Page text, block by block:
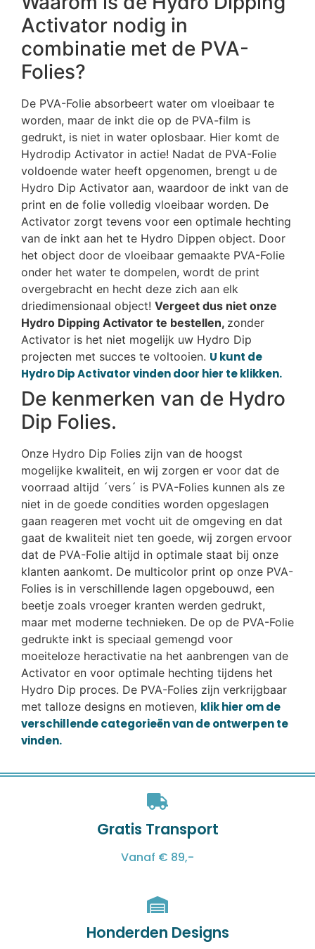
Activator nodig in
combinatie met de PVA-
Folies?
De PVA-Folie absorbeert water om vloeibaar te
worden, maar de inkt die op de PVA-film is
gedrukt, is niet in water oplosbaar. Hier komt de
Hydrodip Activator in actie! Nadat de PVA-Folie
voldoende water heeft opgenomen, brengt u de
Hydro Dip Activator aan, waardoor de inkt van de
print en de folie volledig vloeibaar worden. De
Activator zorgt tevens voor een optimale hechting
van de inkt aan het te Hydro Dippen object. Door
het object door de vloeibaar gemaakte PVA-Folie
onder het water te dompelen, wordt de print
overgebracht en hecht deze zich aan elk
driedimensionaal object! Vergeet dus niet onze
Hydro Dipping Activator te bestellen, zonder
Activator is het niet mogelijk uw Hydro Dip
projecten met succes te voltooien. U kunt de
Hydro Dip Activator vinden door hier te klikken.
De kenmerken van de Hydro
Dip Folies.
Onze Hydro Dip Folies zijn van de hoogst
mogelijke kwaliteit, en wij zorgen er voor dat de
voorraad altijd ´vers´ is PVA-Folies kunnen als ze
niet in de goede condities worden opgeslagen
gaan reageren met vocht uit de omgeving en dat
gaat de kwaliteit niet ten goede, wij zorgen ervoor
dat de PVA-Folie altijd in optimale staat bij onze
klanten aankomt. De multicolor print op onze PVA-
Folies is in verschillende lagen opgebouwd, een
beetje zoals vroeger kranten werden gedrukt,
maar met moderne technieken. De op de PVA-Folie
gedrukte inkt is speciaal gemengd voor
moeiteloze heractivatie na het aanbrengen van de
Activator en voor optimale hechting tijdens het
Hydro Dip proces. De PVA-Folies zijn verkrijgbaar
met talloze designs en motieven, klik hier om de
verschillende categorieën van de ontwerpen te
vinden.
Gratis Transport
Vanaf € 89,-
Honderden Designs